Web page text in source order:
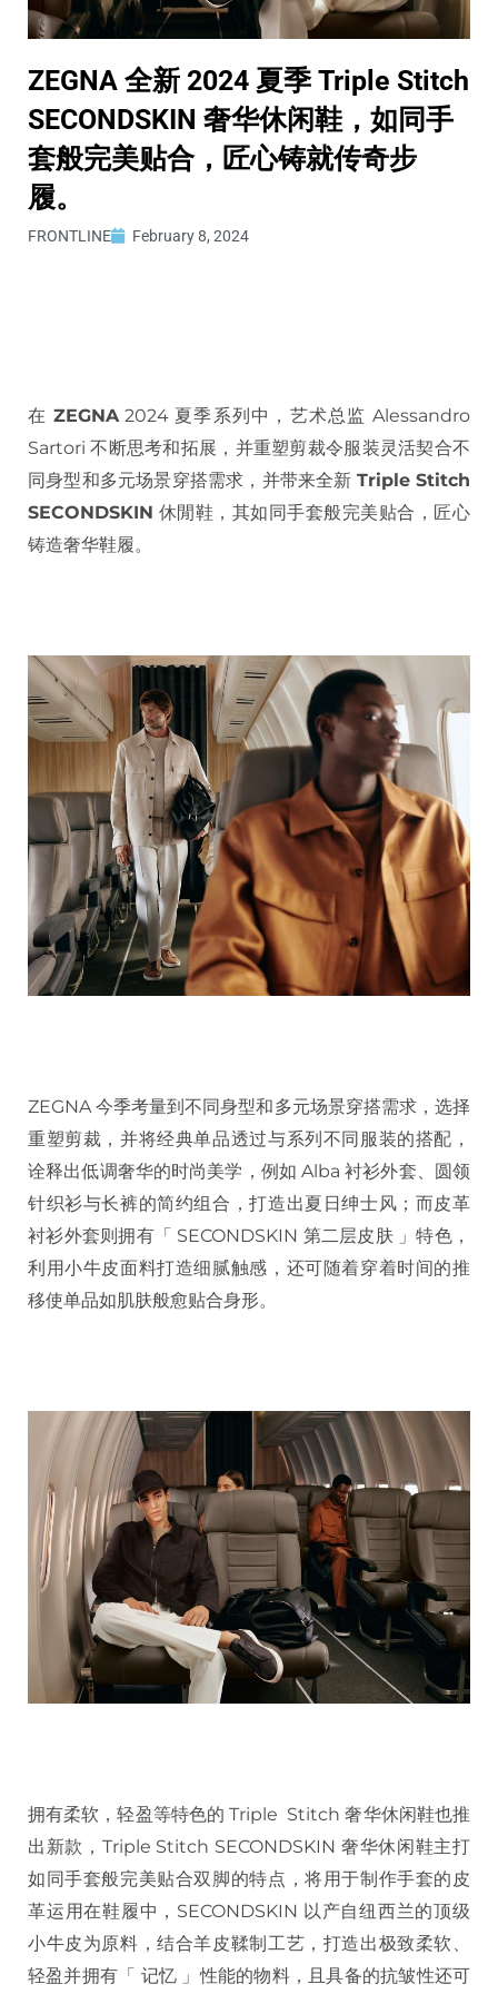
ZEGNA 全新 2024 夏季 Triple Stitch
SECONDSKIN 奢华休闲鞋，如同手
套般完美贴合，匠心铸就传奇步
履。
FRONTLINE February 8, 2024
在 ZEGNA2024 夏季系列中，艺术总监 Alessandro
Sartori 不断思考和拓展，并重塑剪裁令服装灵活契合不
同身型和多元场景穿搭需求，并带来全新 Triple Stitch
SECONDSKIN 休閒鞋，其如同手套般完美贴合，匠心
铸造奢华鞋履。
ZEGNA 今季考量到不同身型和多元场景穿搭需求，选择
重塑剪裁，并将经典单品透过与系列不同服装的搭配，
诠释出低调奢华的时尚美学，例如 Alba 衬衫外套、圆领
针织衫与长裤的简约组合，打造出夏日绅士风；而皮革
衬衫外套则拥有「 SECONDSKIN 第二层皮肤 」特色，
利用小牛皮面料打造细腻触感，还可随着穿着时间的推
移使单品如肌肤般愈贴合身形。
拥有柔软，轻盈等特色的 Triple Stitch 奢华休闲鞋也推
出新款，Triple Stitch SECONDSKIN 奢华休闲鞋主打
如同手套般完美贴合双脚的特点，将用于制作手套的皮
革运用在鞋履中，SECONDSKIN 以产自纽西兰的顶级
小牛皮为原料，结合羊皮鞣制工艺，打造出极致柔软、
轻盈并拥有「 记忆 」性能的物料，且具备的抗皱性还可